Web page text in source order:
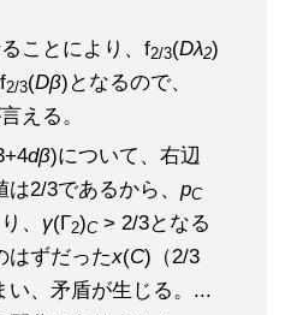
ことにより、f2/3(Dλ2)
2/3(Dβ)となるので、
える。
dβ)について、右辺
2/3であるから、 pC
、 γ(Γ2)C> 2/3となる
はずだったx(C)（2/3
い、矛盾が生じる。...